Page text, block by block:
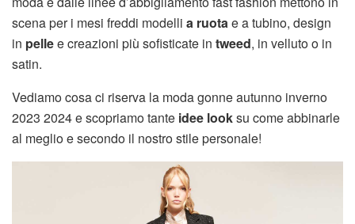
scena per i mesi freddi modelli a ruota e a tubino, design
in pellee creazioni più sofisticate in tweed, in velluto o in
satin.
Vediamo cosa ci riserva la moda gonne autunno inverno
2023 2024 e scopriamo tante idee looksu come abbinarle
al meglio e secondo il nostro stile personale!